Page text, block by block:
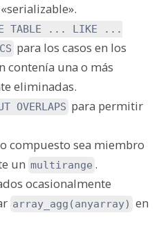
TABLE ... LIKE ...
para los casos en los
contenía una o más
eliminadas.
OVERLAPS para permitir
compuesto sea miembro
un multirange .
ocasionalmente
array_agg(anyarray) en